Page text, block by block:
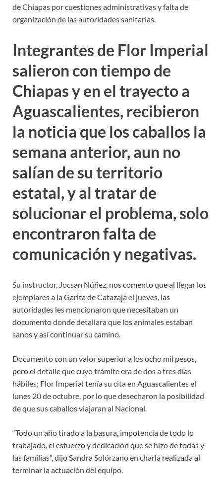
de Chiapas por cuestiones administrativas y falta de
organización de las autoridades sanitarias.
Integrantes de Flor Imperial
salieron con tiempo de
Chiapas y en el trayecto a
Aguascalientes, recibieron
la noticia que los caballos la
semana anterior, aun no
salían de su territorio
estatal, y al tratar de
solucionar el problema, solo
encontraron falta de
comunicación y negativas.
Su instructor, Jocsan Núñez, nos comento que al llegar los
ejemplares a la Garita de Catazajá el jueves, las
autoridades les mencionaron que necesitaban un
documento donde detallara que los animales estaban
sanos y así continuar su camino.
Documento con un valor superior a los ocho mil pesos,
pero el detalle que cuyo trámite era de dos a tres días
hábiles; Flor Imperial tenía su cita en Aguascalientes el
lunes 20 de octubre, por lo que desecharon la posibilidad
de que sus caballos viajaran al Nacional.
“Todo un año tirado a la basura, impotencia de todo lo
trabajado, el esfuerzo y dedicación que se hizo de todas y
las familias”, dijo Sandra Solórzano en charla realizada al
terminar la actuación del equipo.